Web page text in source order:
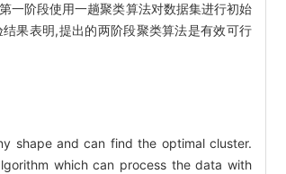
一阶段使用一趟聚类算法对数据集进行初始
果表明,提出的两阶段聚类算法是有效可行
shape and can find the optimal cluster.
which can process the data with